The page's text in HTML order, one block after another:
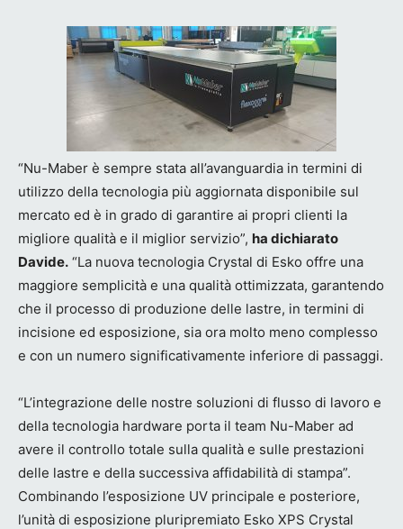
“Nu-Maber è sempre stata all’avanguardia in termini di
utilizzo della tecnologia più aggiornata disponibile sul
mercato ed è in grado di garantire ai propri clienti la
migliore qualità e il miglior servizio”, ha dichiarato
Davide. “La nuova tecnologia Crystal di Esko offre una
maggiore semplicità e una qualità ottimizzata, garantendo
che il processo di produzione delle lastre, in termini di
incisione ed esposizione, sia ora molto meno complesso
e con un numero significativamente inferiore di passaggi.
“L’integrazione delle nostre soluzioni di flusso di lavoro e
della tecnologia hardware porta il team Nu-Maber ad
avere il controllo totale sulla qualità e sulle prestazioni
delle lastre e della successiva affidabilità di stampa”.
Combinando l’esposizione UV principale e posteriore,
l’unità di esposizione pluripremiato Esko XPS Crystal